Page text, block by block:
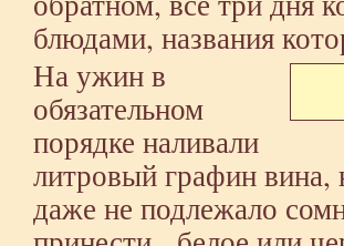
блюдами, названия
На ужин в
обязательном
порядке наливали
литровый графин вина,
даже не подлежало